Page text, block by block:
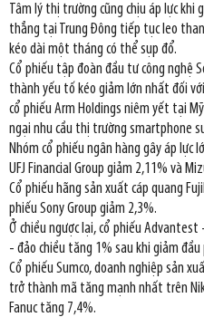
Tâm lý thị trường cũng chịu áp lực khi
thẳng tại Trung Đông tiếp tục leo
kéo dài một tháng có thể sụp đổ.
Cổ phiếu tập đoàn đầu tư công nghệ
thành yếu tố kéo giảm lớn nhất đối
cổ phiếu Arm Holdings niêm yết tại
ngại nhu cầu thị trường smartphone
Nhóm cổ phiếu ngân hàng gây áp lực
UFJ Financial Group giảm 2,11% và
Cổ phiếu hãng sản xuất cáp quang
phiếu Sony Group giảm 2,3%.
Ở chiều ngược lại, cổ phiếu
- đảo chiều tăng 1% sau khi giảm đầu
Cổ phiếu Sumco, doanh nghiệp sản
trở thành mã tăng mạnh nhất trên
Fanuc tăng 7,4%.